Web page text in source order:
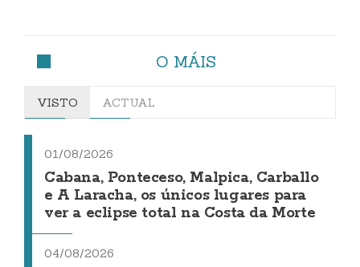
O MÁIS
VISTO ACTUAL
01/08/2026
Cabana, Ponteceso, Malpica, Carballo
e A Laracha, os únicos lugares para
ver a eclipse total na Costa da Morte
04/08/2026